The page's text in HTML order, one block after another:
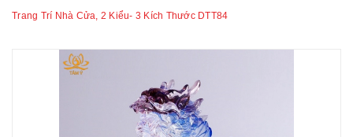
Trang Trí Nhà Cửa, 2 Kiểu- 3 Kích Thước DTT84